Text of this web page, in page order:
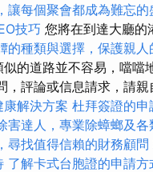
讓每個聚會都成為難忘的
技巧 您將在到達大廳的
的種類與選擇，保護親人
的道路並不容易，噹
，評論或信息請求，請
解決方案 杜拜簽證的申
害達人，專業除蟑螂及
尋找值得信賴的財務顧問
了解卡式台胞證的申請方